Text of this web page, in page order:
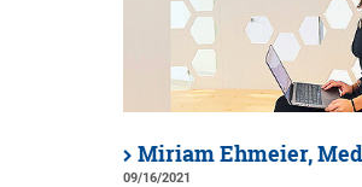
Miriam Ehmeier,
09/16/2021